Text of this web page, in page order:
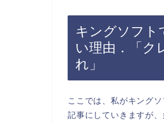
キングソフト
い理由．「ク
れ」
ここでは、私がキング
記事にしていきますが